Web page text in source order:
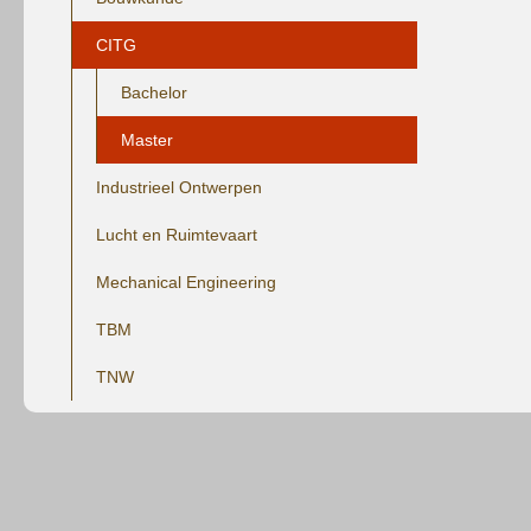
CITG
Bachelor
Master
Industrieel Ontwerpen
Lucht en Ruimtevaart
Mechanical Engineering
TBM
TNW